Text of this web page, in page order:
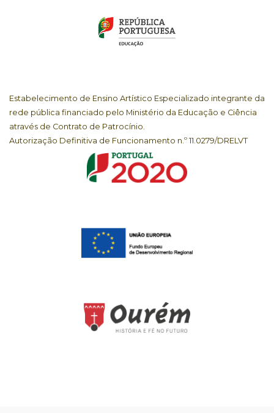
Estabelecimento de Ensino Artístico Especializado integrante da
rede pública financiado pelo Ministério da Educação e Ciência
através de Contrato de Patrocínio.
Autorização Definitiva de Funcionamento n.º 11.0279/DRELVT